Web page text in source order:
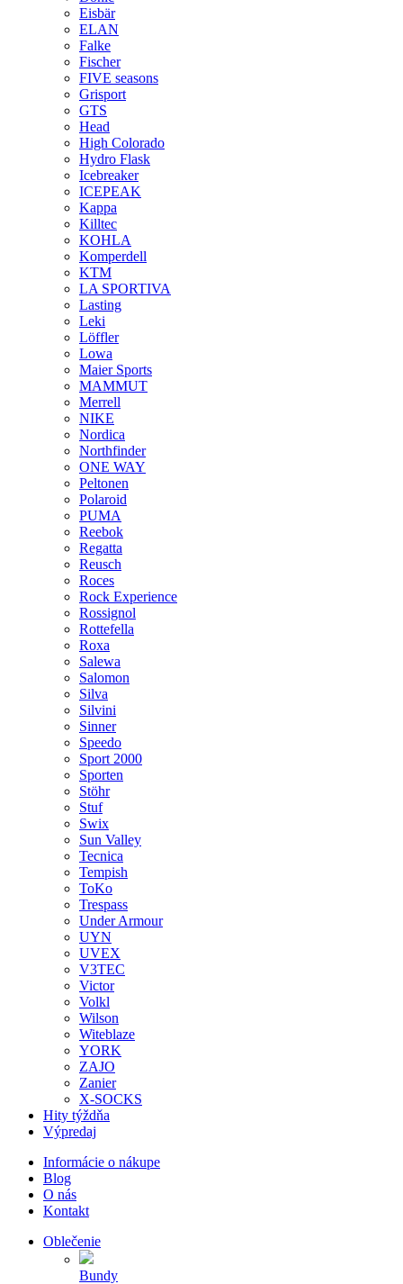
Eisbär
ELAN
Falke
Fischer
FIVE seasons
Grisport
GTS
Head
High Colorado
Hydro Flask
Icebreaker
ICEPEAK
Kappa
Killtec
KOHLA
Komperdell
KTM
LA SPORTIVA
Lasting
Leki
Löffler
Lowa
Maier Sports
MAMMUT
Merrell
NIKE
Nordica
Northfinder
ONE WAY
Peltonen
Polaroid
PUMA
Reebok
Regatta
Reusch
Roces
Rock Experience
Rossignol
Rottefella
Roxa
Salewa
Salomon
Silva
Silvini
Sinner
Speedo
Sport 2000
Sporten
Stöhr
Stuf
Swix
Sun Valley
Tecnica
Tempish
ToKo
Trespass
Under Armour
UYN
UVEX
V3TEC
Victor
Volkl
Wilson
Witeblaze
YORK
ZAJO
Zanier
X-SOCKS
Hity týždňa
Výpredaj
Informácie o nákupe
Blog
O nás
Kontakt
Oblečenie
Bundy